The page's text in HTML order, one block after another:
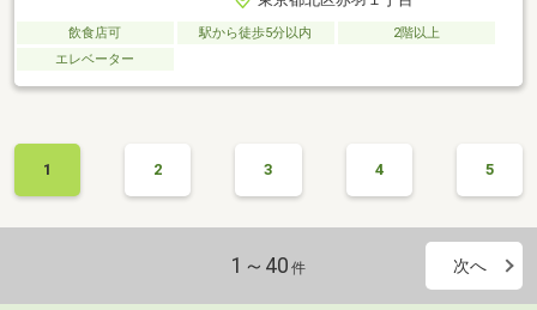
飲食店可 駅から徒歩5分以内
2階以上
エレベーター
1 2 3 4 5
1～40 件 次へ